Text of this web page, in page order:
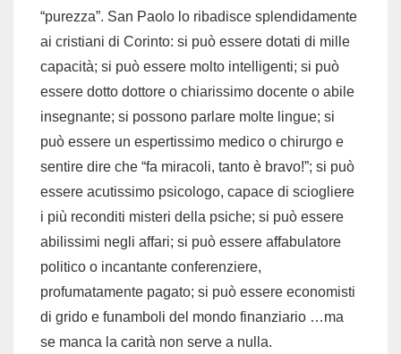
“purezza”. San Paolo lo ribadisce splendidamente
ai cristiani di Corinto: si può essere dotati di mille
capacità; si può essere molto intelligenti; si può
essere dotto dottore o chiarissimo docente o abile
insegnante; si possono parlare molte lingue; si
può essere un espertissimo medico o chirurgo e
sentire dire che “fa miracoli, tanto è bravo!”; si può
essere acutissimo psicologo, capace di sciogliere
i più reconditi misteri della psiche; si può essere
abilissimi negli affari; si può essere affabulatore
politico o incantante conferenziere,
profumatamente pagato; si può essere economisti
di grido e funamboli del mondo finanziario …ma
se manca la carità non serve a nulla.